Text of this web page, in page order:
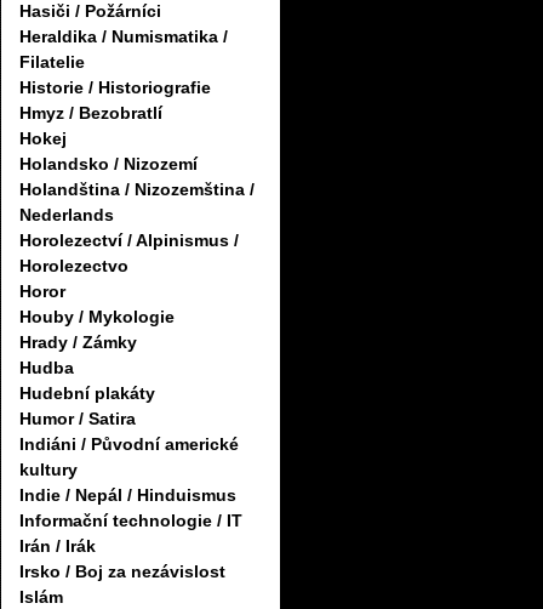
Hasiči / Požárníci
Heraldika / Numismatika /
Filatelie
Historie / Historiografie
Hmyz / Bezobratlí
Hokej
Holandsko / Nizozemí
Holandština / Nizozemština /
Nederlands
Horolezectví / Alpinismus /
Horolezectvo
Horor
Houby / Mykologie
Hrady / Zámky
Hudba
Hudební plakáty
Humor / Satira
Indiáni / Původní americké
kultury
Indie / Nepál / Hinduismus
Informační technologie / IT
Irán / Irák
Irsko / Boj za nezávislost
Islám